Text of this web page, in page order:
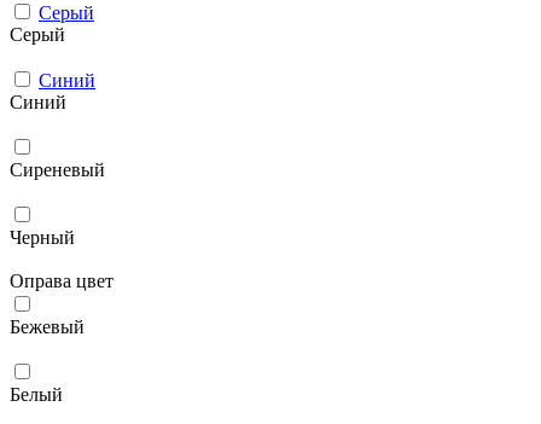
Серый
Серый
Синий
Синий
Сиреневый
Черный
Оправа цвет
Бежевый
Белый